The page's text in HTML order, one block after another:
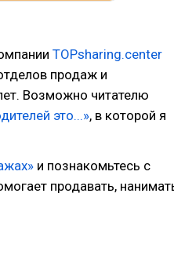
TOPsharing.center
продаж и
Возможно читателю
это...», в которой я
и познакомьтесь с
продавать,